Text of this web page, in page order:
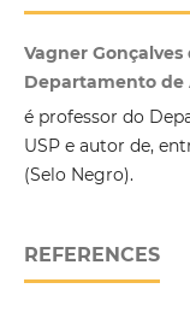
Vagner Gonçalves
Departamento de
é professor do
USP e autor de,
(Selo Negro).
REFERENCES